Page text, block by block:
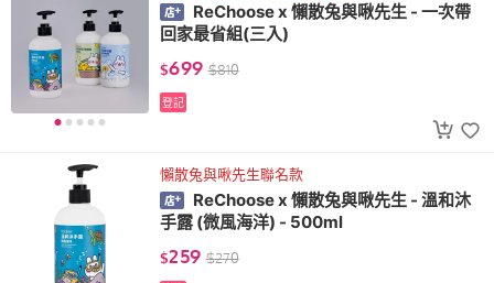
ReChoose x 懶散兔與啾先生 - 一次帶
回家最省組(三入)
$699 $810
登記
懶散兔與啾先生聯名款
ReChoose x 懶散兔與啾先生 - 溫和沐
手露 (微風海洋) - 500ml
$259 $270